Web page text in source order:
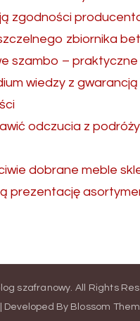
zgodności
zbiornika
szambo – praktyczne
wiedzy z gwarancją
odczucia z
dobrane meble
prezentację
szafranowy. All Rights
Developed By Blossom